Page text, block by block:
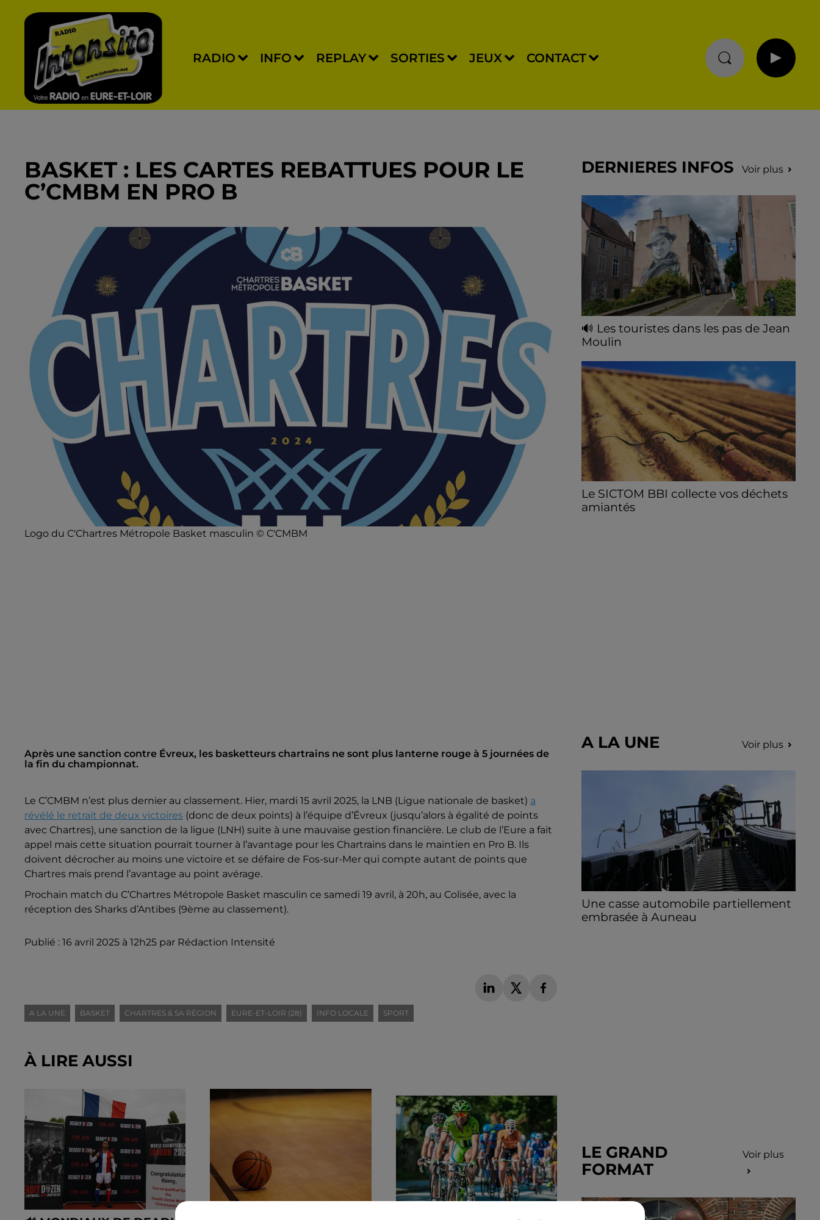
RADIO INFO REPLAY SORTIES JEUX CONTACT
BASKET : LES CARTES REBATTUES POUR LE
C’CMBM EN PRO B
Logo du C'Chartres Métropole Basket masculin © C'CMBM
Après une sanction contre Évreux, les basketteurs chartrains ne sont plus lanterne rouge à 5 journées de
la fin du championnat.
Le C’CMBM n’est plus dernier au classement. Hier, mardi 15 avril 2025, la LNB (Ligue nationale de basket) a
révélé le retrait de deux victoires (donc de deux points) à l’équipe d’Évreux (jusqu’alors à égalité de points
avec Chartres), une sanction de la ligue (LNH) suite à une mauvaise gestion financière. Le club de l’Eure a fait
appel mais cette situation pourrait tourner à l’avantage pour les Chartrains dans le maintien en Pro B. Ils
doivent décrocher au moins une victoire et se défaire de Fos-sur-Mer qui compte autant de points que
Chartres mais prend l’avantage au point avérage.
Prochain match du C’Chartres Métropole Basket masculin ce samedi 19 avril, à 20h, au Colisée, avec la
réception des Sharks d’Antibes (9ème au classement).
Publié : 16 avril 2025 à 12h25 par Rédaction Intensité
A LA UNE BASKET CHARTRES & SA RÉGION EURE-ET-LOIR (28) INFO LOCALE SPORT
À LIRE AUSSI
DERNIERES INFOS Voir plus
🔊 Les touristes dans les pas de Jean
Moulin
les sorties estivales de Chartres Tourisme.
Le SICTOM BBI collecte vos déchets
amiantés
A LA UNE Voir plus
Une casse automobile partiellement
embrasée à Auneau
LE GRAND
FORMAT
Voir plus